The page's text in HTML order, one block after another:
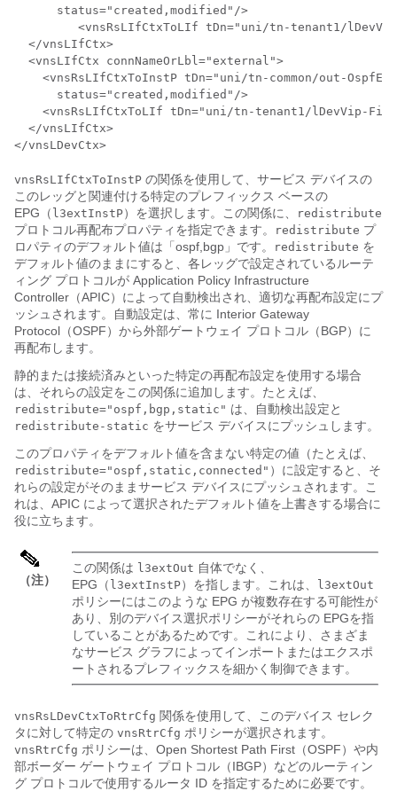
      status="created,modified"/>
  </vnsLIfCtx>
  <vnsLIfCtx connNameOrLbl="external">
<vnsRsLIfCtxToInstP tDn="uni/tn-common/out-
      status="created,modified"/>
<vnsRsLIfCtxToLIf tDn="uni/tn-tenant1/lDevVip-
  </vnsLIfCtx>
</vnsLDevCtx>
vnsRsLIfCtxToInstP の関係を使用して、サービス デバイスの
このレッグと関連付ける特定のプレフィックス ベースの
EPG（ l3extInstP）を選択します。この関係に、 redistribute
プロトコル再配布プロパティを指定できます。 redistribute プ
ロパティのデフォルト値は「ospf,bgp」です。
redistribute を
デフォルト値のままにすると、各レッグで設定されているルーテ
ィング プロトコルが Application Policy Infrastructure
Controller （APIC）によって自動検出され、適切な再配布設定にプ
ッシュされます。自動設定は、常に Interior Gateway
Protocol（OSPF）から外部ゲートウェイ プロトコル（BGP）に
再配布します。
静的または接続済みといった特定の再配布設定を使用する場合
は、それらの設定をこの関係に追加します。たとえば、
redistribute="ospf,bgp,static" は、自動検出設定と
redistribute-static をサービス デバイスにプッシュします。
このプロパティをデフォルト値を含まない特定の値（たとえば、
redistribute="ospf,static,connected" ）に設定すると、そ
れらの設定がそのままサービス デバイスにプッシュされます。こ
れは、 APIC によって選択されたデフォルト値を上書きする場合に
役に立ちます。
（注）
この関係は l3extOut 自体でなく、
EPG（ l3extInstP）を指します。これは、 l3extOut
ポリシーにはこのような EPG が複数存在する可能性が
あり、別のデバイス選択ポリシーがそれらの EPGを指
していることがあるためです。これにより、さまざま
なサービス グラフによってインポートまたはエクスポ
ートされるプレフィックスを細かく制御できます。
vnsRsLDevCtxToRtrCfg 関係を使用して、このデバイス セレク
タに対して特定の vnsRtrCfg ポリシーが選択されます。
vnsRtrCfg ポリシーは、Open Shortest Path First（OSPF）や内
部ボーダー ゲートウェイ プロトコル（IBGP）などのルーティン
グ プロトコルで使用するルータ ID を指定するために必要です。